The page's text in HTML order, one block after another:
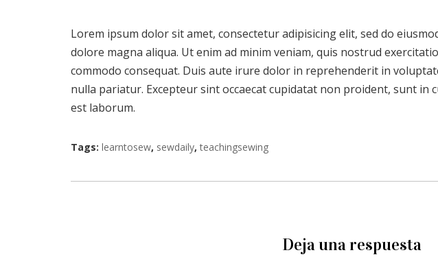
Lorem ipsum dolor sit amet, consectetur adipisicing elit, sed do
dolore magna aliqua. Ut enim ad minim veniam, quis nostrud
commodo consequat. Duis aute irure dolor in reprehenderit in
nulla pariatur. Excepteur sint occaecat cupidatat non proident, sunt in
est laborum.
Tags: learntosew, sewdaily,teachingsewing
Deja una respuesta